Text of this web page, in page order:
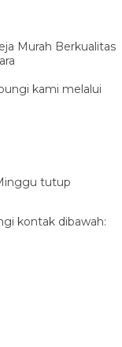
Murah Berkualitas
kami melalui
tutup
kontak dibawah: